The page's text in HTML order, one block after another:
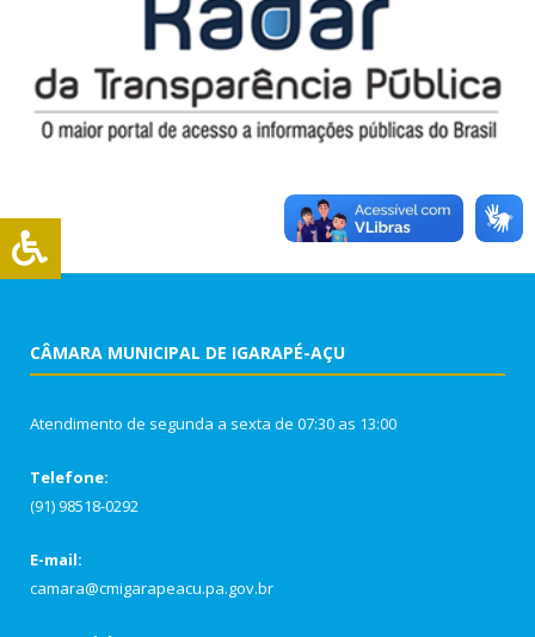
CÂMARA MUNICIPAL DE IGARAPÉ-AÇU
Atendimento de segunda a sexta de 07:30 as 13:00
Telefone:
(91) 98518-0292
E-mail:
camara@cmigarapeacu.pa.gov.br